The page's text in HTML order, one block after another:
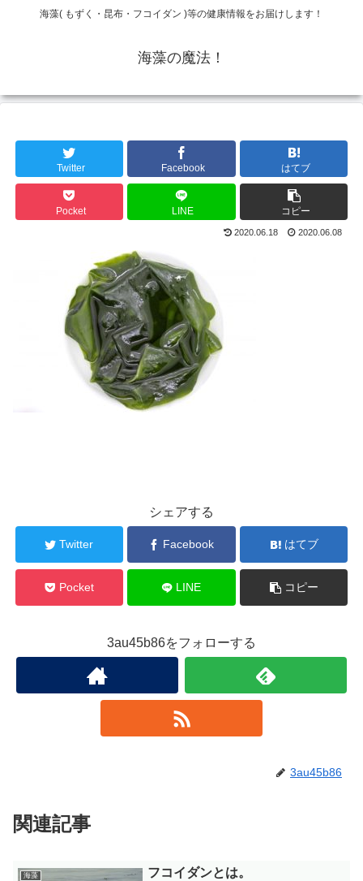
海藻( もずく・昆布・フコイダン )等の健康情報をお届けします！
海藻の魔法！
Twitter Facebook はてブ
Pocket LINE コピー
2020.06.18 2020.06.08
シェアする
Twitter Facebook はてブ
Pocket LINE コピー
3au45b86をフォローする
3au45b86
関連記事
海藻 フコイダンとは。